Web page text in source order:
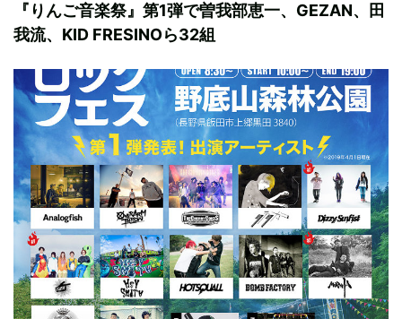
『りんご音楽祭』第1弾で曽我部恵一、GEZAN、田
我流、KID FRESINOら32組